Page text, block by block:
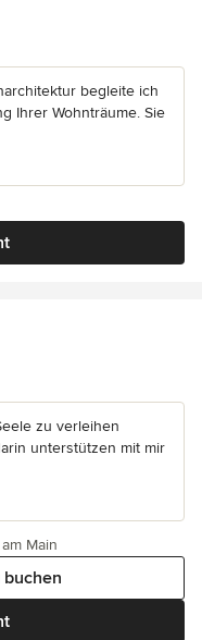
Sternen
begleite ich
Ihrer Wohnträume. Sie
Sternen
zu verleihen
unterstützen mit mir
Main